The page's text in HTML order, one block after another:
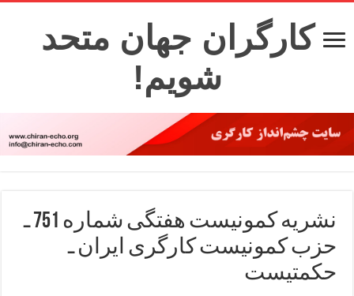
کارگران جهان متحد
شویم!
نشریه کمونیست هفتگی شماره 751 ـ
حزب کمونیست کارگری ایران ـ
حکمتیست